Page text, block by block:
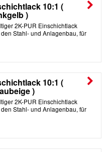
10:1 (
)
2K-PUR Einschichtlack
Stahl- und Anlagenbau, für
10:1 (
)
2K-PUR Einschichtlack
Stahl- und Anlagenbau, für